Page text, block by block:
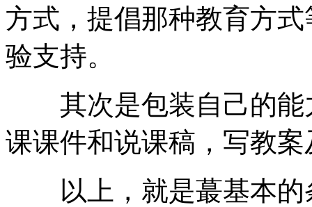
方式，提倡那种教育方
验支持。
其次是包装自己的能
课课件和说课稿，写教
以上，就是蕞基本的